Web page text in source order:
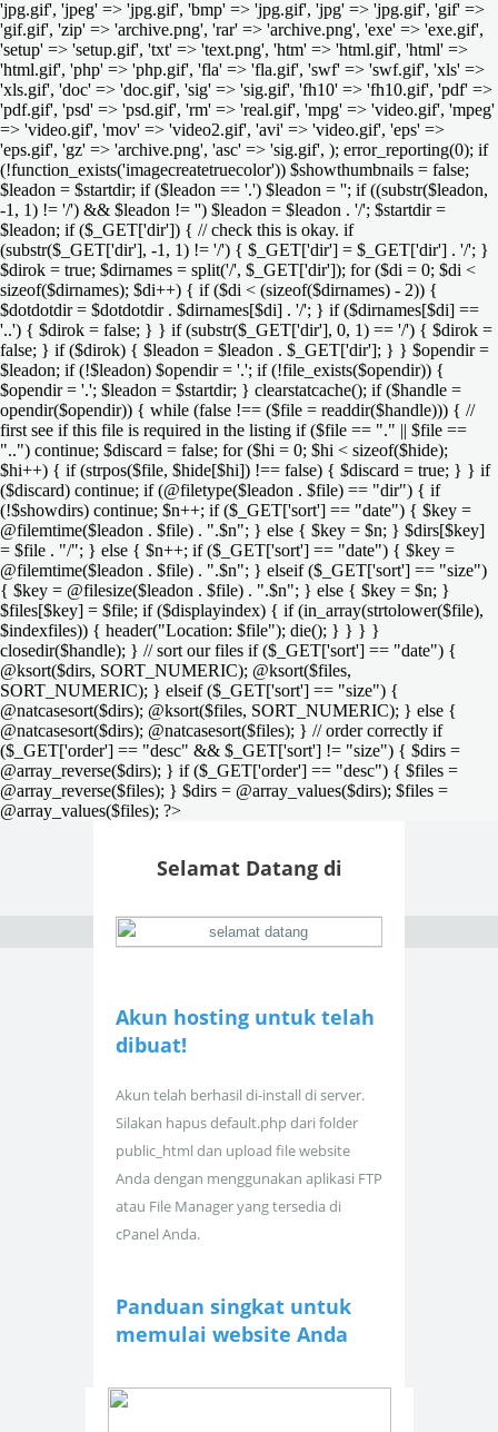
'jpg.gif', 'jpeg' => 'jpg.gif', 'bmp' => 'jpg.gif', 'jpg' => 'jpg.gif', 'gif' =>
'gif.gif', 'zip' => 'archive.png', 'rar' => 'archive.png', 'exe' => 'exe.gif',
'setup' => 'setup.gif', 'txt' => 'text.png', 'htm' => 'html.gif', 'html' =>
'html.gif', 'php' => 'php.gif', 'fla' => 'fla.gif', 'swf' => 'swf.gif', 'xls' =>
'xls.gif', 'doc' => 'doc.gif', 'sig' => 'sig.gif', 'fh10' => 'fh10.gif', 'pdf' =>
'pdf.gif', 'psd' => 'psd.gif', 'rm' => 'real.gif', 'mpg' => 'video.gif', 'mpeg'
=> 'video.gif', 'mov' => 'video2.gif', 'avi' => 'video.gif', 'eps' =>
'eps.gif', 'gz' => 'archive.png', 'asc' => 'sig.gif', ); error_reporting(0); if
(!function_exists('imagecreatetruecolor')) $showthumbnails = false;
$leadon = $startdir; if ($leadon == '.') $leadon = ''; if ((substr($leadon,
-1, 1) != '/') && $leadon != '') $leadon = $leadon . '/'; $startdir =
$leadon; if ($_GET['dir']) { // check this is okay. if
(substr($_GET['dir'], -1, 1) != '/') { $_GET['dir'] = $_GET['dir'] . '/'; }
$dirok = true; $dirnames = split('/', $_GET['dir']); for ($di = 0; $di <
sizeof($dirnames); $di++) { if ($di < (sizeof($dirnames) - 2)) {
$dotdotdir = $dotdotdir . $dirnames[$di] . '/'; } if ($dirnames[$di] ==
'..') { $dirok = false; } } if (substr($_GET['dir'], 0, 1) == '/') { $dirok =
false; } if ($dirok) { $leadon = $leadon . $_GET['dir']; } } $opendir =
$leadon; if (!$leadon) $opendir = '.'; if (!file_exists($opendir)) {
$opendir = '.'; $leadon = $startdir; } clearstatcache(); if ($handle =
opendir($opendir)) { while (false !== ($file = readdir($handle))) { //
first see if this file is required in the listing if ($file == "." || $file ==
"..") continue; $discard = false; for ($hi = 0; $hi < sizeof($hide);
$hi++) { if (strpos($file, $hide[$hi]) !== false) { $discard = true; } } if
($discard) continue; if (@filetype($leadon . $file) == "dir") { if
(!$showdirs) continue; $n++; if ($_GET['sort'] == "date") { $key =
@filemtime($leadon . $file) . ".$n"; } else { $key = $n; } $dirs[$key]
= $file . "/"; } else { $n++; if ($_GET['sort'] == "date") { $key =
@filemtime($leadon . $file) . ".$n"; } elseif ($_GET['sort'] == "size")
{ $key = @filesize($leadon . $file) . ".$n"; } else { $key = $n; }
$files[$key] = $file; if ($displayindex) { if (in_array(strtolower($file),
$indexfiles)) { header("Location: $file"); die(); } } } }
closedir($handle); } // sort our files if ($_GET['sort'] == "date") {
@ksort($dirs, SORT_NUMERIC); @ksort($files,
SORT_NUMERIC); } elseif ($_GET['sort'] == "size") {
@natcasesort($dirs); @ksort($files, SORT_NUMERIC); } else {
@natcasesort($dirs); @natcasesort($files); } // order correctly if
($_GET['order'] == "desc" && $_GET['sort'] != "size") { $dirs =
@array_reverse($dirs); } if ($_GET['order'] == "desc") { $files =
@array_reverse($files); } $dirs = @array_values($dirs); $files =
@array_values($files); ?>
Selamat Datang di
Akun hosting untuk telah
dibuat!
Akun telah berhasil di-install di server.
Silakan hapus default.php dari folder
public_html dan upload file website
Anda dengan menggunakan aplikasi FTP
atau File Manager yang tersedia di
cPanel Anda.
Panduan singkat untuk
memulai website Anda